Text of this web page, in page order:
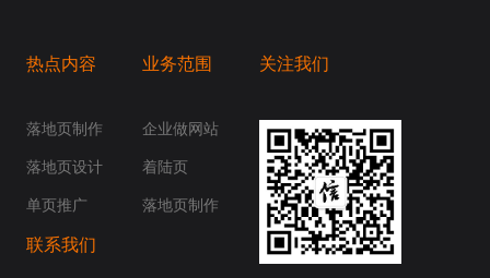
热点内容
落地页制作
落地页设计
单页推广
业务范围
企业做网站
着陆页
落地页制作
关注我们
联系我们